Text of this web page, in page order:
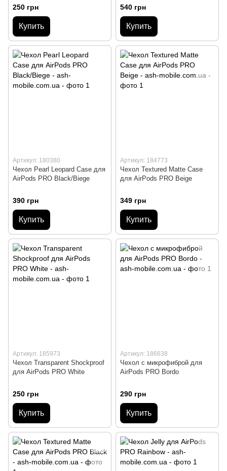
250 грн
Купить
540 грн
Купить
Артикул: 180380
Чехол Pearl Leopard Case для
AirPods PRO Black/Biege
390 грн
Купить
Артикул: 184773
Чехол Textured Matte Case
для AirPods PRO Beige
349 грн
Купить
Артикул: 185973
Чехол Transparent Shockproof
для AirPods PRO White
250 грн
Купить
Артикул: 186638
Чехол с микрофиброй для
AirPods PRO Bordo
290 грн
Купить